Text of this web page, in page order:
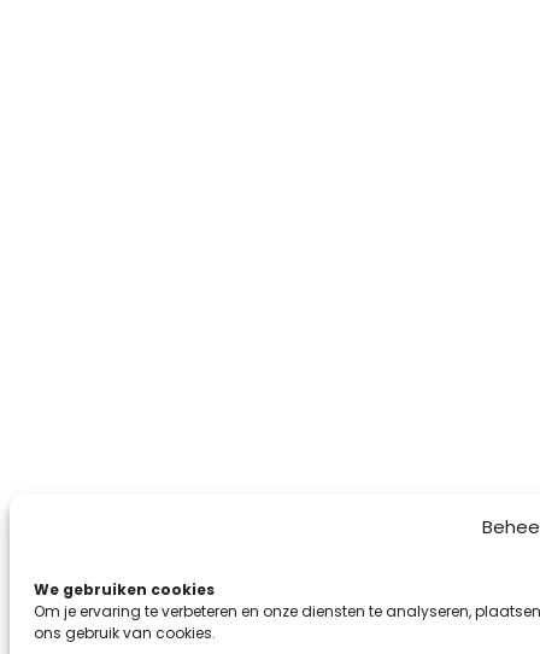
We gebruiken cookies
Om je ervaring te verbeteren en onze diensten te analyseren,
ons gebruik van cookies.